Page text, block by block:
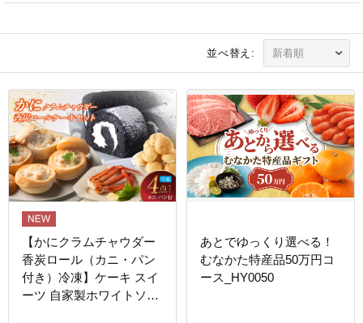
並べ替え:
【かにクラムチャウダー
香炭ロール（カニ・パン
付き）冷凍】ケーキ スイ
ーツ 自家製ホワイトソー
あとでゆっくり選べる！
むなかた特産品50万円コ
ース_HY0050